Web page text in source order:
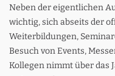
Neben der eigentlichen
wichtig, sich abseits der
Weiterbildungen,
Besuch von Events,
Kollegen nimmt über das